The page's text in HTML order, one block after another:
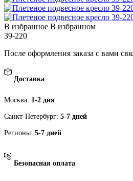
В избранное В избранном
39-220
После оформления заказа с вами
Доставка
Москва: 1-2 дня
Санкт-Петербург: 5-7 дней
Регионы: 5-7 дней
Безопасная оплата